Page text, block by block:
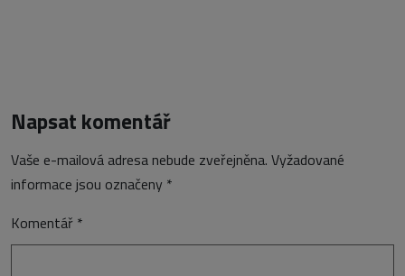
Napsat komentář
Vaše e-mailová adresa nebude zveřejněna. Vyžadované
informace jsou označeny *
Komentář *